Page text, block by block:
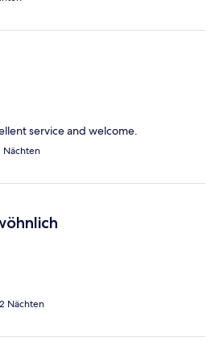
service and welcome.
Nächten
Nächten